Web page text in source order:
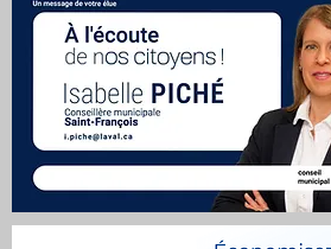
NextGen du Canada، وبدعم من
الصندوق الوطني للفنون في الصين،
ليجمع على خشبة واحدة بين التقاليد
الموسيقية الشرقية والغربية. يتضمن
البرنامج في قسمه الأول أع